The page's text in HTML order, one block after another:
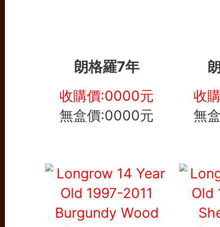
朗格羅7年
收購價:0000元
無盒價:0000元
收
無